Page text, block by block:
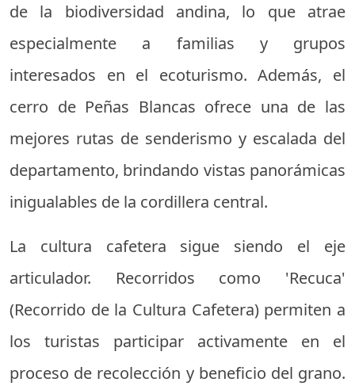
de la biodiversidad andina, lo que atrae
especialmente a familias y grupos
interesados en el ecoturismo. Además, el
cerro de Peñas Blancas ofrece una de las
mejores rutas de senderismo y escalada del
departamento, brindando vistas panorámicas
inigualables de la cordillera central.
La cultura cafetera sigue siendo el eje
articulador. Recorridos como 'Recuca'
(Recorrido de la Cultura Cafetera) permiten a
los turistas participar activamente en el
proceso de recolección y beneficio del grano.